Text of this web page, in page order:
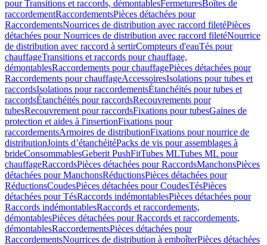
pour Transitions et raccords, démontablesFermeturesBoîtes de
raccordementRaccordementsPièces détachées pour
RaccordementsNourrices de distribution avec raccord filetéPièces
détachées pour Nourrices de distribution avec raccord filetéNourrice
de distribution avec raccord à sertirCompteurs d'eauTés pour
chauffageTransitions et raccords pour chauffage,
démontablesRaccordements pour chauffagePièces détachées pour
Raccordements pour chauffageAccessoiresIsolations pour tubes et
raccordsIsolations pour raccordementsÉtanchéités pour tubes et
raccordsÉtanchéités pour raccordsRecouvrements pour
tubesRecouvrement pour raccordsFixations pour tubesGaines de
protection et aides à l'insertionFixations pour
raccordementsArmoires de distributionFixations pour nourrice de
distributionJoints d’étanchéitéPacks de vis pour assemblages à
brideConsommablesGeberit PushFitTubes MLTubes ML pour
chauffageRaccordsPièces détachées pour RaccordsManchonsPièces
détachées pour ManchonsRéductionsPièces détachées pour
RéductionsCoudesPièces détachées pour CoudesTésPièces
détachées pour TésRaccords indémontablesPièces détachées pour
Raccords indémontablesRaccords et raccordements,
démontablesPièces détachées pour Raccords et raccordements,
démontablesRaccordementsPièces détachées pour
RaccordementsNourrices de distribution à emboîterPièces détachées